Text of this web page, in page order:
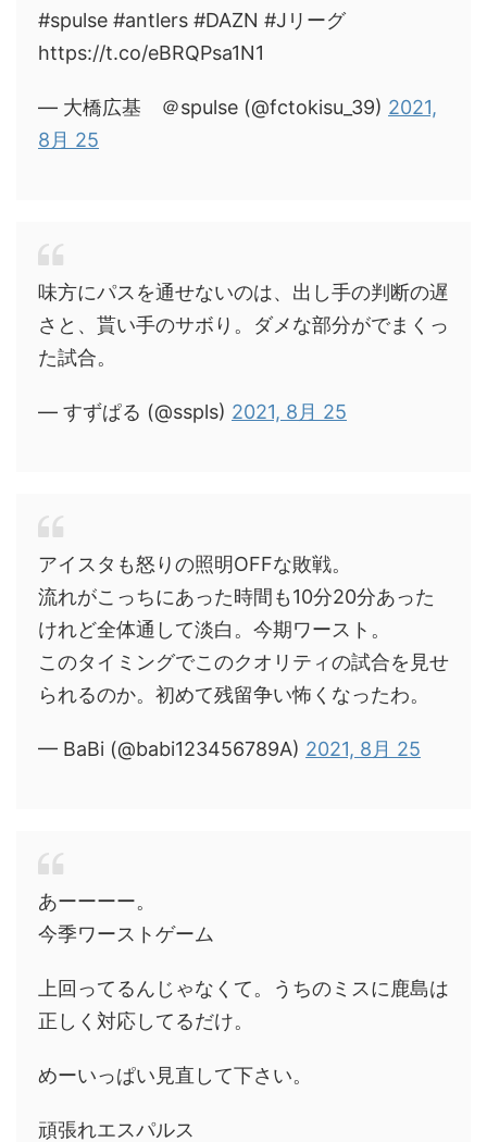
#spulse #antlers #DAZN #Jリーグ
https://t.co/eBRQPsa1N1
— 大橋広基 ＠spulse (@fctokisu_39) 2021,
8月 25
味方にパスを通せないのは、出し手の判断の遅
さと、貰い手のサボり。ダメな部分がでまくっ
た試合。
— すずぱる (@sspls) 2021, 8月 25
アイスタも怒りの照明OFFな敗戦。
流れがこっちにあった時間も10分20分あった
けれど全体通して淡白。今期ワースト。
このタイミングでこのクオリティの試合を見せ
られるのか。初めて残留争い怖くなったわ。
— BaBi (@babi123456789A) 2021, 8月 25
あーーーー。
今季ワーストゲーム
上回ってるんじゃなくて。うちのミスに鹿島は
正しく対応してるだけ。
めーいっぱい見直して下さい。
頑張れエスパルス